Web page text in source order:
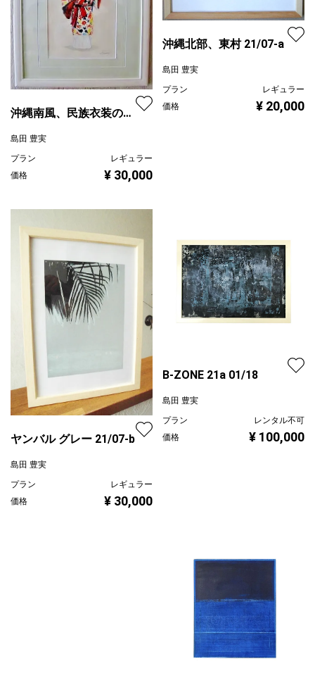
沖縄南風、民族衣装の女
島田 豊実
プラン
レギュラー
価格
¥ 30,000
沖縄北部、東村 21/07-a
島田 豊実
プラン
レギュラー
価格
¥ 20,000
ヤンバル グレー 21/07-b
島田 豊実
プラン
レギュラー
価格
¥ 30,000
B-ZONE 21a 01/18
島田 豊実
プラン
レンタル不可
価格
¥ 100,000